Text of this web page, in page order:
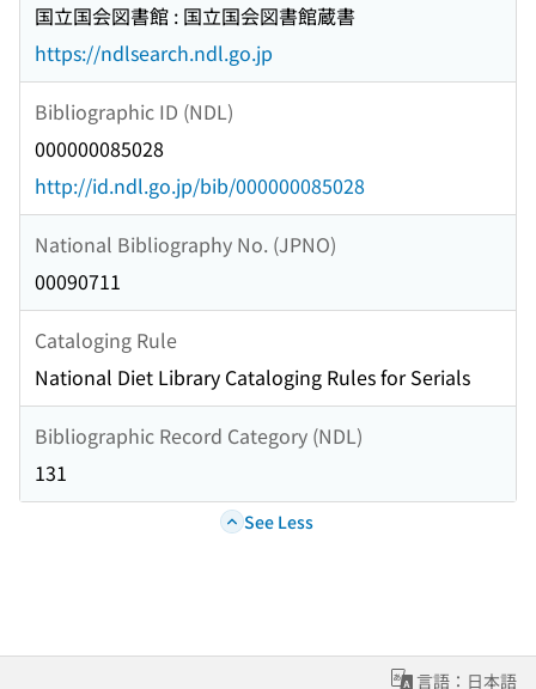
国立国会図書館 : 国立国会図書館蔵書
https://ndlsearch.ndl.go.jp
Bibliographic ID (NDL)
000000085028
http://id.ndl.go.jp/bib/000000085028
National Bibliography No. (JPNO)
00090711
Cataloging Rule
National Diet Library Cataloging Rules for Serials
Bibliographic Record Category (NDL)
131
See Less
言語：日本語